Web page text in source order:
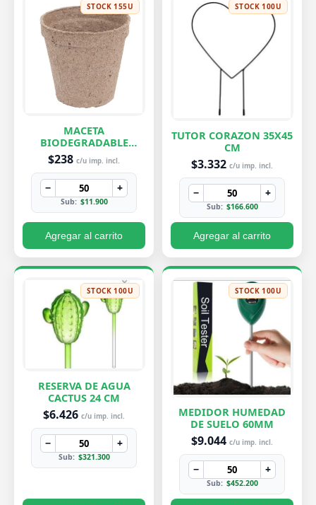
STOCK 155U
MACETA
BIODEGRADABLE
PEQUEÑA 7X8 CM
$238 c/u imp. incl.
− +
Sub: $11.900
Agregar al carrito
STOCK 100U
TUTOR CORAZON 35X45
CM
$3.332 c/u imp. incl.
− +
Sub: $166.600
Agregar al carrito
STOCK 100U
RESERVA DE AGUA
CACTUS 24 CM
$6.426 c/u imp. incl.
− +
Sub: $321.300
STOCK 100U
MEDIDOR HUMEDAD
DE SUELO 60MM
$9.044 c/u imp. incl.
− +
Sub: $452.200